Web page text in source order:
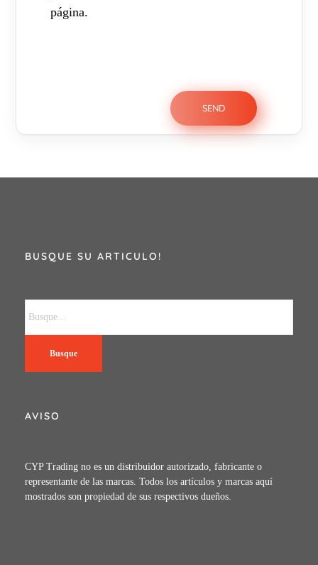
página.
BUSQUE SU ARTICULO!
Busque
AVISO
CYP Trading no es un distribuidor autorizado, fabricante o
representante de las marcas. Todos los artículos y marcas aquí
mostrados son propiedad de sus respectivos dueños.